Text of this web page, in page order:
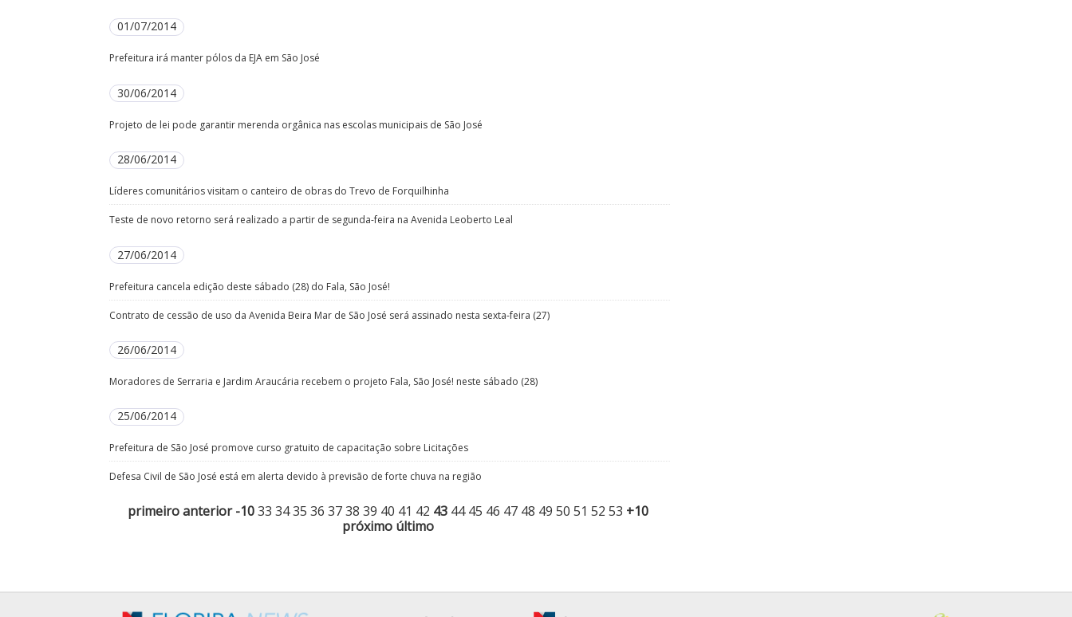
01/07/2014
Prefeitura irá manter pólos da EJA em São José
30/06/2014
Projeto de lei pode garantir merenda orgânica nas escolas municipais de São José
28/06/2014
Líderes comunitários visitam o canteiro de obras do Trevo de Forquilhinha
Teste de novo retorno será realizado a partir de segunda-feira na Avenida Leoberto Leal
27/06/2014
Prefeitura cancela edição deste sábado (28) do Fala, São José!
Contrato de cessão de uso da Avenida Beira Mar de São José será assinado nesta sexta-feira (27)
26/06/2014
Moradores de Serraria e Jardim Araucária recebem o projeto Fala, São José! neste sábado (28)
25/06/2014
Prefeitura de São José promove curso gratuito de capacitação sobre Licitações
Defesa Civil de São José está em alerta devido à previsão de forte chuva na região
primeiroanterior -1033 3435 36 3738 39 40 41 42 43 44 45 46 47 48 49 50 51 52 53 +10
próximo último